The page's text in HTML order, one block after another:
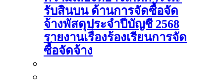
รับสินบน ด้านการจัดซื้อจัด
จ้างพัสดุประจําปีบัญชี 2568
รายงานเรื่องร้องเรียนการจัด
ซื้อจัดจ้าง